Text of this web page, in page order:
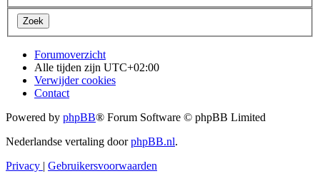
Forumoverzicht
Alle tijden zijn UTC+02:00
Verwijder cookies
Contact
Powered by phpBB® Forum Software © phpBB Limited
Nederlandse vertaling doorphpBB.nl.
Privacy | Gebruikersvoorwaarden